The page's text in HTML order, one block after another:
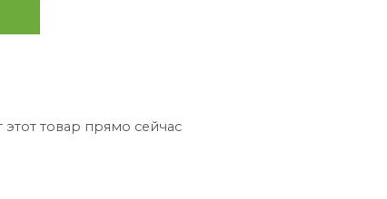
товар прямо сейчас